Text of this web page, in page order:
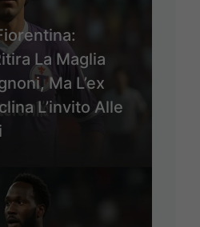
La Maglia
Ma L’ex
L’invito Alle